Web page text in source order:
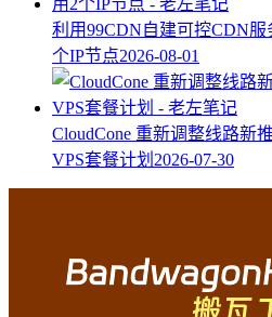
利用99CDN自建可控CDN
个IP节点2026-08-01
CloudCone 重新调整线路新
VPS套餐计划 2026-07-30